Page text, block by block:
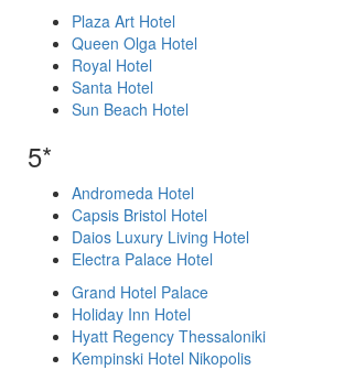
Plaza Art Hotel
Queen Olga Hotel
Royal Hotel
Santa Hotel
Sun Beach Hotel
5*
Andromeda Hotel
Capsis Bristol Hotel
Daios Luxury Living Hotel
Electra Palace Hotel
Grand Hotel Palace
Holiday Inn Hotel
Hyatt Regency Thessaloniki
Kempinski Hotel Nikopolis